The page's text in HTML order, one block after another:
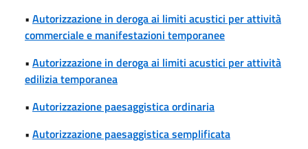
• Autorizzazione in deroga ai limiti acustici per attività
commerciale e manifestazioni temporanee
• Autorizzazione in deroga ai limiti acustici per attività
edilizia temporanea
• Autorizzazione paesaggistica ordinaria
• Autorizzazione paesaggistica semplificata